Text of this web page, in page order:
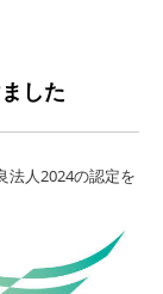
した
法人2024の認定を